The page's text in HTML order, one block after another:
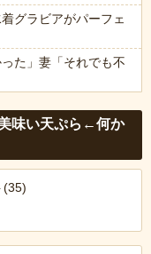
グラビアがパーフェ
た」妻「それでも不
味い天ぷら←何か
(35)